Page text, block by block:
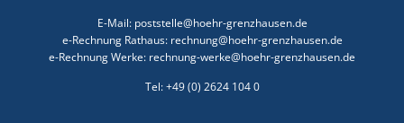
E-Mail: poststelle@hoehr-grenzhausen.de
e-Rechnung Rathaus: rechnung@hoehr-grenzhausen.de
e-Rechnung Werke: rechnung-werke@hoehr-grenzhausen.de
Tel: +49 (0) 2624 104 0